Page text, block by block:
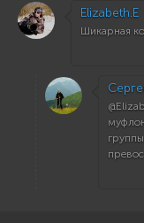
Elizabeth.E
Шикарная